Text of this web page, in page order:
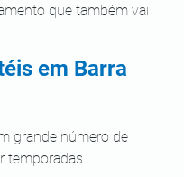
que também vai
em Barra
grande número de
temporadas.